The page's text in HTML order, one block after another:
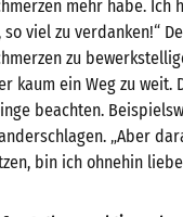
mehr habe. Ich
so viel zu verdanken!“
zu
kaum ein Weg zu
beachten.
„Aber
bin ich ohnehin